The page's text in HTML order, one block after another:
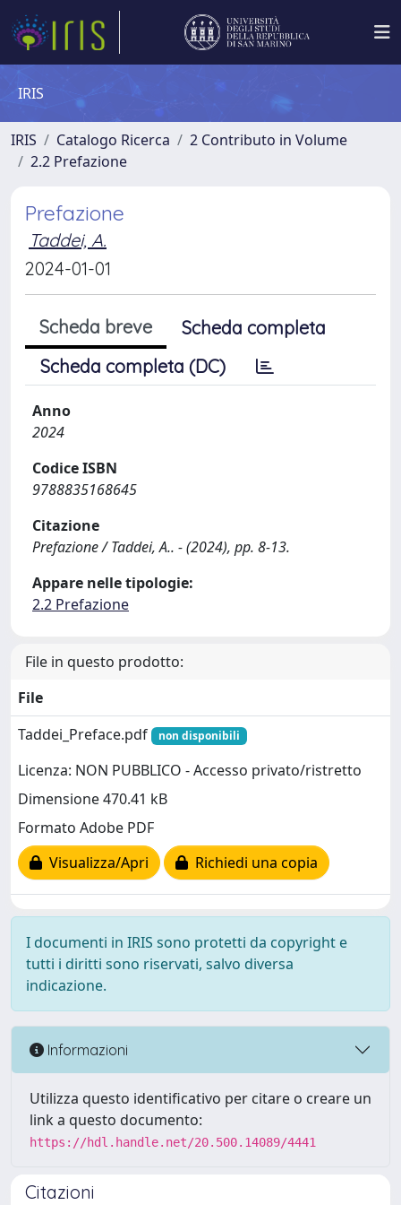
IRIS
IRIS Catalogo Ricerca
2 Contributo in Volume
2.2 Prefazione
Prefazione
Taddei, A.
2024-01-01
Scheda breve
Scheda completa
Scheda completa (DC)
Anno
2024
Codice ISBN
9788835168645
Citazione
Prefazione / Taddei, A.. - (2024), pp. 8-13.
Appare nelle tipologie:
2.2 Prefazione
File in questo prodotto:
File
Taddei_Preface.pdf
non disponibili
Licenza: NON PUBBLICO - Accesso privato/ristretto
Dimensione 470.41 kB
Formato Adobe PDF
Visualizza/Apri
Richiedi una copia
I documenti in IRIS sono protetti da copyright e
tutti i diritti sono riservati, salvo diversa
indicazione.
Informazioni
Utilizza questo identificativo per citare o creare un
link a questo documento:
https://hdl.handle.net/20.500.14089/4441
Citazioni